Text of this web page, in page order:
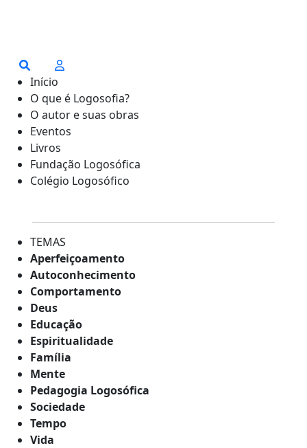
Início
O que é Logosofia?
O autor e suas obras
Eventos
Livros
Fundação Logosófica
Colégio Logosófico
TEMAS
Aperfeiçoamento
Autoconhecimento
Comportamento
Deus
Educação
Espiritualidade
Família
Mente
Pedagogia Logosófica
Sociedade
Tempo
Vida